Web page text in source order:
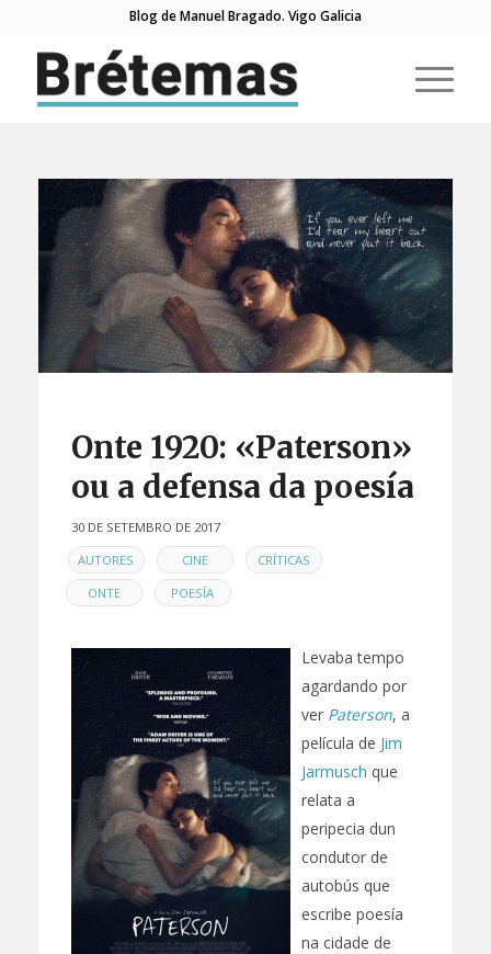
Blog de Manuel Bragado. Vigo Galicia
Onte 1920: «Paterson»
ou a defensa da poesía
30 DE SETEMBRO DE 2017
EN AUTORES , CINE , CRÍTICAS ,
ONTE , POESÍA
Levaba tempo
agardando por
ver Paterson, a
película de Jim
Jarmusch que
relata a
peripecia dun
condutor de
autobús que
escribe poesía
na cidade de